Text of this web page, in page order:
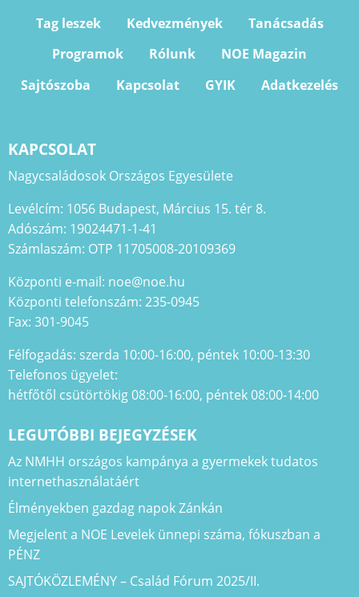
Tag leszek Kedvezmények
Tanácsadás
Programok
Rólunk
NOE Magazin
Sajtószoba
Kapcsolat GYIK Adatkezelés
KAPCSOLAT
Nagycsaládosok Országos Egyesülete
Levélcím: 1056 Budapest, Március 15. tér 8.
Adószám: 19024471-1-41
Számlaszám: OTP 11705008-20109369
Központi e-mail: noe@noe.hu
Központi telefonszám: 235-0945
Fax: 301-9045
Félfogadás: szerda 10:00-16:00, péntek 10:00-13:30
Telefonos ügyelet:
hétfőtől csütörtökig 08:00-16:00, péntek 08:00-14:00
LEGUTÓBBI BEJEGYZÉSEK
Az NMHH országos kampánya a gyermekek tudatos
internethasználatáért
Élményekben gazdag napok Zánkán
Megjelent a NOE Levelek ünnepi száma, fókuszban a
PÉNZ
SAJTÓKÖZLEMÉNY – Család Fórum 2025/II.